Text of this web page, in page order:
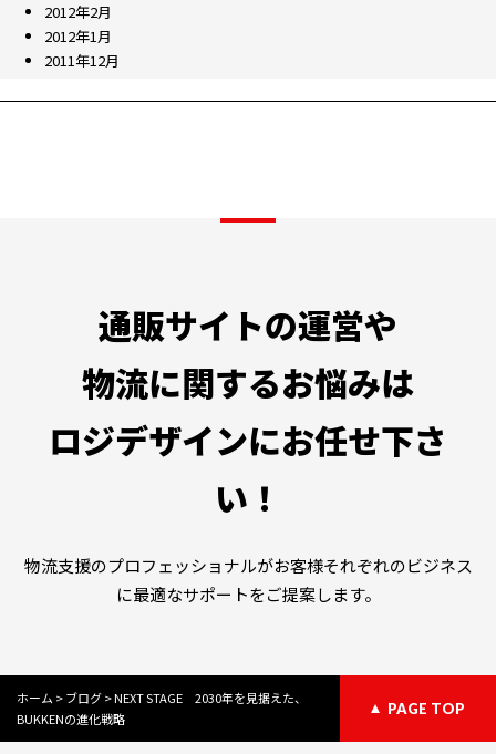
2012年2月
2012年1月
2011年12月
通販サイトの運営や
物流に関するお悩みは
ロジデザインにお任せ下さ
い！
物流支援のプロフェッショナルがお客様それぞれのビジネス
に最適なサポートをご提案します。
ホーム >ブログ>NEXT STAGE 2030年を見据えた、
BUKKENの進化戦略
PAGE TOP